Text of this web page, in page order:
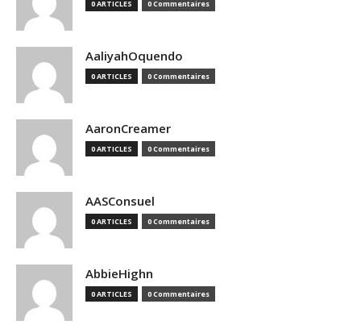
0 ARTICLES 0 Commentaires
AaliyahOquendo
0 ARTICLES 0 Commentaires
AaronCreamer
0 ARTICLES 0 Commentaires
AASConsuel
0 ARTICLES 0 Commentaires
AbbieHighn
0 ARTICLES 0 Commentaires